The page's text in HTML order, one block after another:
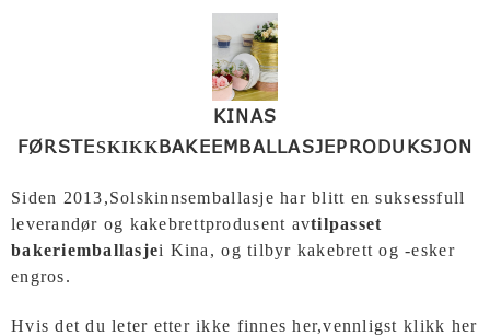
KINAS
FØRSTESKIKKBAKEEMBALLASJEPRODUKSJON
Siden 2013,Solskinnsemballasje har blitt en suksessfull
leverandør og kakebrettprodusent avtilpasset
bakeriemballasjei Kina, og tilbyr kakebrett og -esker
engros.
Hvis det du leter etter ikke finnes her,vennligst klikk her